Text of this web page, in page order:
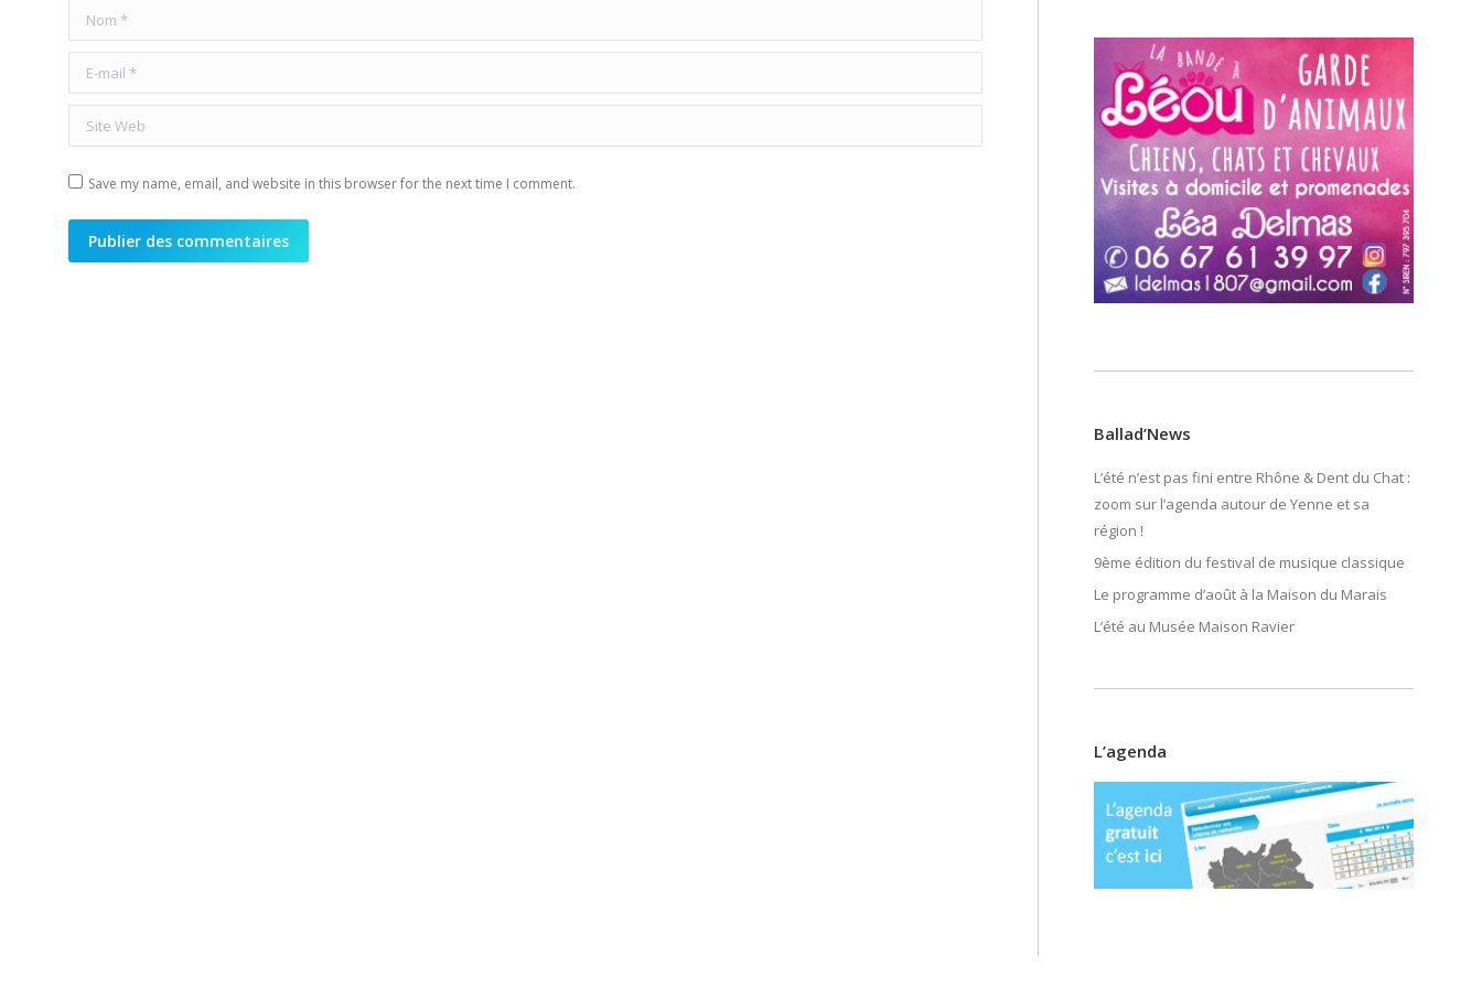
Nom *
E-mail *
Site Web
Save my name, email, and website in this browser for the next time I comment.
Publier des commentaires
Ballad’News
L’été n’est pas fini entre Rhône & Dent du Chat :
zoom sur l’agenda autour de Yenne et sa
région !
9ème édition du festival de musique classique
Le programme d’août à la Maison du Marais
L’été au Musée Maison Ravier
L’agenda